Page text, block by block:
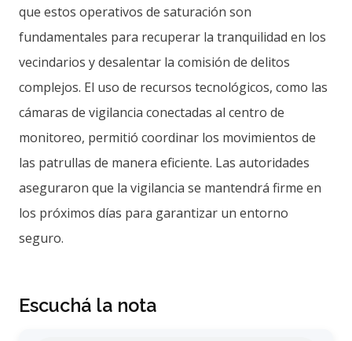
que estos operativos de saturación son
fundamentales para recuperar la tranquilidad en los
vecindarios y desalentar la comisión de delitos
complejos. El uso de recursos tecnológicos, como las
cámaras de vigilancia conectadas al centro de
monitoreo, permitió coordinar los movimientos de
las patrullas de manera eficiente. Las autoridades
aseguraron que la vigilancia se mantendrá firme en
los próximos días para garantizar un entorno
seguro.
Escuchá la nota